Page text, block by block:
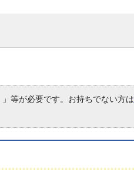
等が必要です。お持ちでない方は